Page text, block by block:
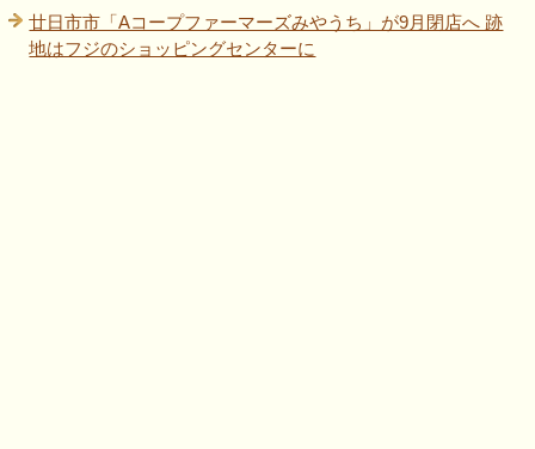
廿日市市「Aコープファーマーズみやうち」が9月閉店へ 跡
地はフジのショッピングセンターに